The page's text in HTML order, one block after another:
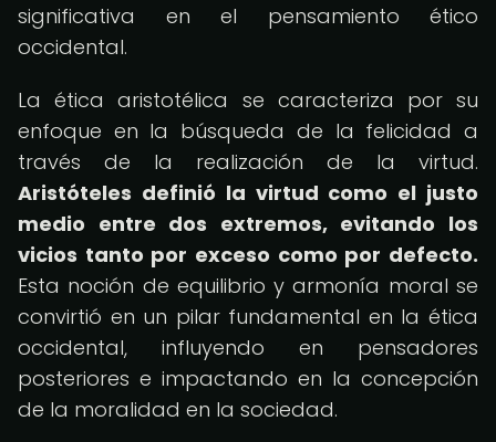
significativa en el pensamiento ético
occidental.
La ética aristotélica se caracteriza por su
enfoque en la búsqueda de la felicidad a
través de la realización de la virtud.
Aristóteles definió la virtud como el justo
medio entre dos extremos, evitando los
vicios tanto por exceso como por defecto.
Esta noción de equilibrio y armonía moral se
convirtió en un pilar fundamental en la ética
occidental, influyendo en pensadores
posteriores e impactando en la concepción
de la moralidad en la sociedad.